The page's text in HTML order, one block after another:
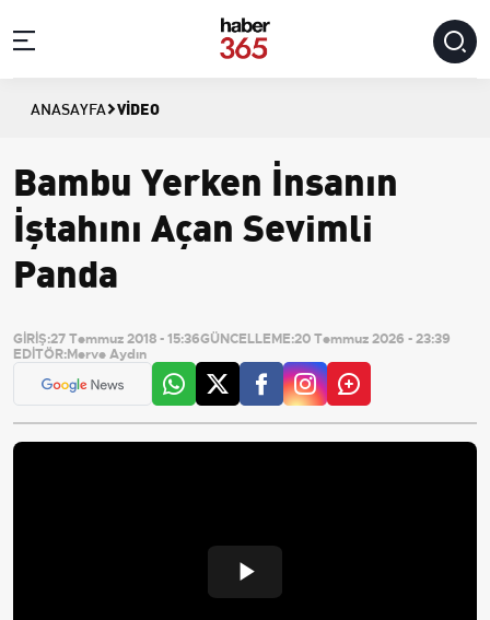
ANASAYFA VIDEO
Bambu Yerken İnsanın
İştahını Açan Sevimli
Panda
GİRİŞ:27 Temmuz 2018 - 15:36GÜNCELLEME:20 Temmuz 2026 - 23:39
EDİTÖR:Merve Aydın
Play